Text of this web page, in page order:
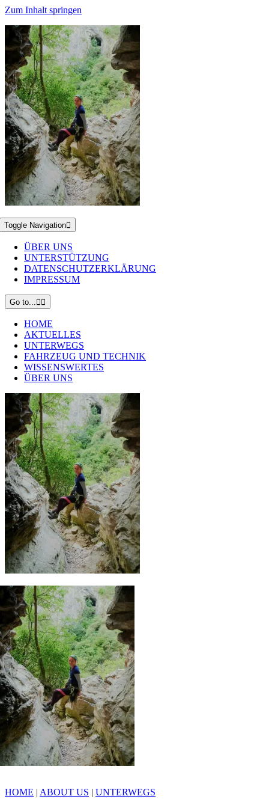
Zum Inhalt springen
Toggle Navigation
ÜBER UNS
UNTERSTÜTZUNG
DATENSCHUTZERKLÄRUNG
IMPRESSUM
Go to...
HOME
AKTUELLES
UNTERWEGS
FAHRZEUG UND TECHNIK
WISSENSWERTES
ÜBER UNS
HOME | ABOUT US | UNTERWEGS